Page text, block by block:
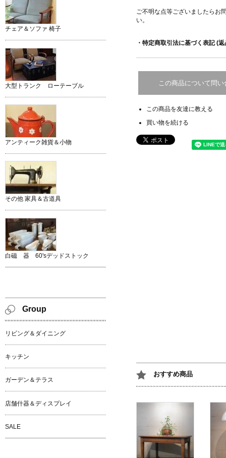
ご不明な点等ございましたらお
い。
・特定商取引法に基づく表記 (
この商品について問
この商品を友達に教える
買い物を続ける
おすすめ商品
チェア＆ソファ 椅子
大型トランク ローテーブル
アンティーク雑貨＆小物
その他 家具＆古道具
白磁 器 60'sデッドストック
Group
リビング＆ダイニング
キッチン
ガーデン＆テラス
店舗什器＆ディスプレイ
SALE